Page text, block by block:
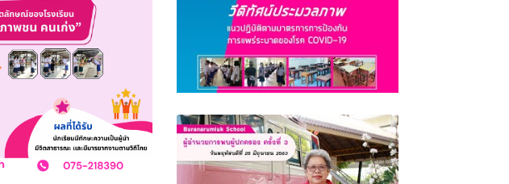
ประมวลภาพแนวปฏิบัติตามมาตรการการป้องกัน
การแพร่ระบาดของโรค COVID-19 โรงเรียน
บูรณะรำลึก ตรัง